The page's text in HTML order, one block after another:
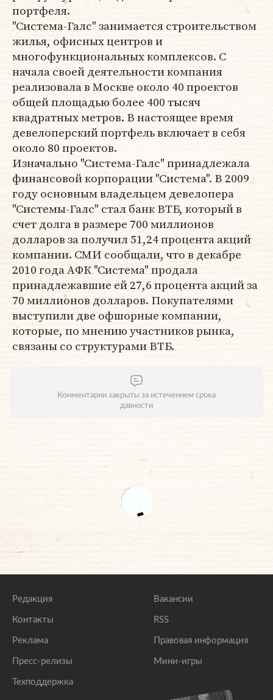
портфеля.
"Система-Галс" занимается строительством
жилья, офисных центров и
многофункциональных комплексов. C
начала своей деятельности компания
реализовала в Москве около 40 проектов
общей площадью более 400 тысяч
квадратных метров. В настоящее время
девелоперский портфель включает в себя
около 80 проектов.
Изначально "Система-Галс" принадлежала
финансовой корпорации "Система". В 2009
году основным владельцем девелопера
"Системы-Галс" стал банк ВТБ, который в
счет долга в размере 700 миллионов
долларов за получил 51,24 процента акций
компании. СМИ сообщали, что в декабре
2010 года АФК "Система" продала
принадлежавшие ей 27,6 процента акций за
70 миллионов долларов. Покупателями
выступили две офшорные компании,
которые, по мнению участников рынка,
связаны со структурами ВТБ.
Комментарии закрыты за истечением срока
давности
Редакция
Контакты
Реклама
Пресс-релизы
Техподдержка
Вакансии
RSS
Правовая информация
Мини-игры